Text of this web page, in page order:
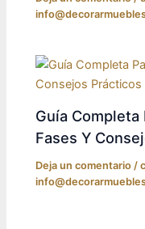
Guía Completa
Fases Y
Deja un comentario /